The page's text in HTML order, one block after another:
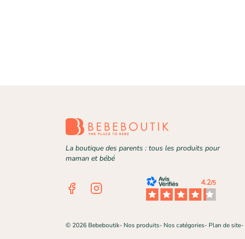
La boutique des parents : tous les produits pour
maman et bébé
FacebookInstagram 4.2/5
© 2026 Bebeboutik- Nos produits- Nos catégories- Plan de site-